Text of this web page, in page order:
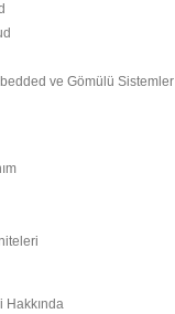
ve Gömülü Sistemler
Hakkında